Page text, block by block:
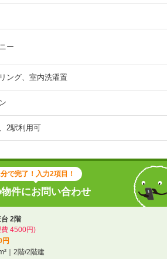
ー
ング、室内洗濯置
2駅利用可
で完了！入力2項目！
件にお問い合わせ
2階
4500円)
円
｜2階/2階建